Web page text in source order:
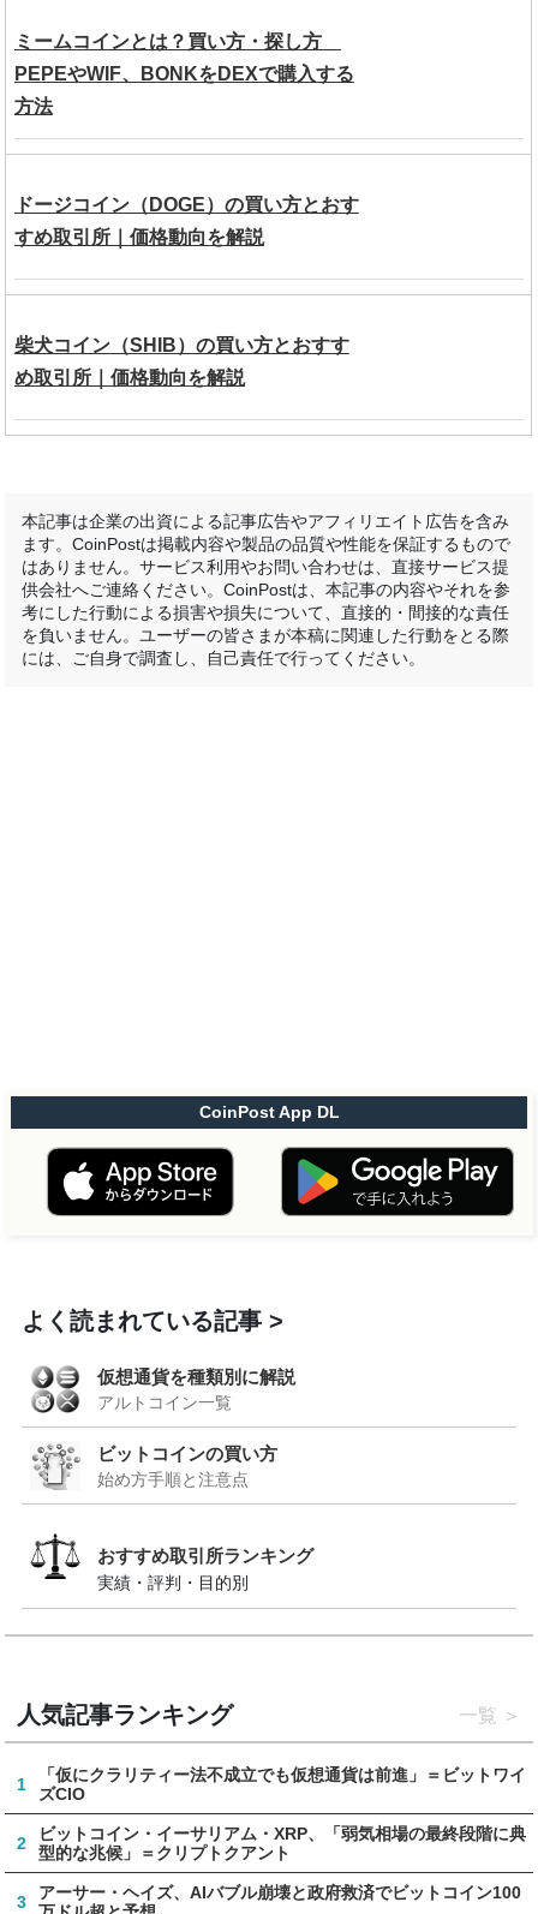
ミームコインとは？買い方・探し方
PEPEやWIF、BONKをDEXで購入する
方法
ドージコイン（DOGE）の買い方とおす
すめ取引所｜価格動向を解説
柴犬コイン（SHIB）の買い方とおすす
め取引所｜価格動向を解説
本記事は企業の出資による記事広告やアフィリエイト広告を含み
ます。CoinPostは掲載内容や製品の品質や性能を保証するもので
はありません。サービス利用やお問い合わせは、直接サービス提
供会社へご連絡ください。CoinPostは、本記事の内容やそれを参
考にした行動による損害や損失について、直接的・間接的な責任
を負いません。ユーザーの皆さまが本稿に関連した行動をとる際
には、ご自身で調査し、自己責任で行ってください。
CoinPost App DL
よく読まれている記事
仮想通貨を種類別に解説
アルトコイン一覧
ビットコインの買い方
始め方手順と注意点
おすすめ取引所ランキング
実績・評判・目的別
人気記事ランキング 一覧
1
「仮にクラリティー法不成立でも仮想通貨は前進」＝ビットワイ
ズCIO
2
ビットコイン・イーサリアム・XRP、「弱気相場の最終段階に典
型的な兆候」＝クリプトクアント
3
アーサー・ヘイズ、AIバブル崩壊と政府救済でビットコイン100